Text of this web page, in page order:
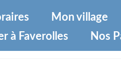
Mon village
à Faverolles Nos